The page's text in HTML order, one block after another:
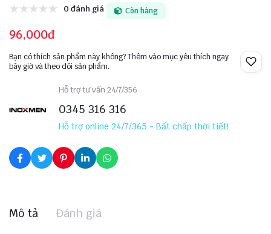
0 đánh giá Còn hàng
96,000đ
Bạn có thích sản phẩm này không? Thêm vào mục yêu thích ngay
bây giờ và theo dõi sản phẩm.
Hỗ trợ tư vấn 24/7/356
0345 316 316
Hỗ trợ online 24/7/365 - Bất chấp thời tiết!
Mô tả Đánh giá